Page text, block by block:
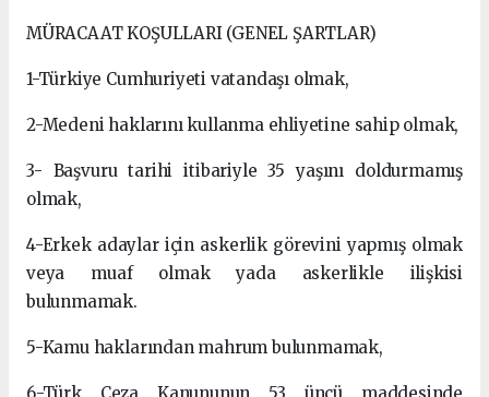
MÜRACAAT KOŞULLARI (GENEL ŞARTLAR)
1-Türkiye Cumhuriyeti vatandaşı olmak,
2-Medeni haklarını kullanma ehliyetine sahip olmak,
3- Başvuru tarihi itibariyle 35 yaşını doldurmamış
olmak,
4-Erkek adaylar için askerlik görevini yapmış olmak
veya muaf olmak yada askerlikle ilişkisi
bulunmamak.
5-Kamu haklarından mahrum bulunmamak,